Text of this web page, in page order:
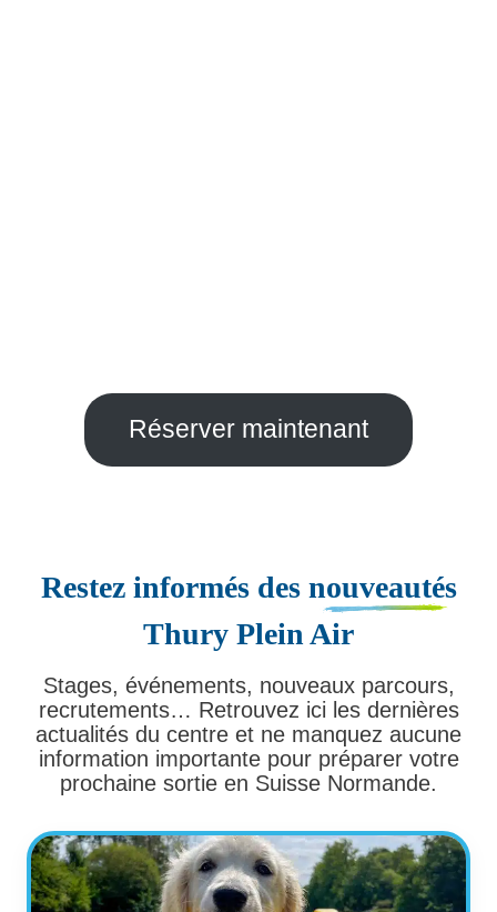
Réserver maintenant
Restez informés des nouveautés
Thury Plein Air
Stages, événements, nouveaux parcours,
recrutements… Retrouvez ici les dernières
actualités du centre et ne manquez aucune
information importante pour préparer votre
prochaine sortie en Suisse Normande.